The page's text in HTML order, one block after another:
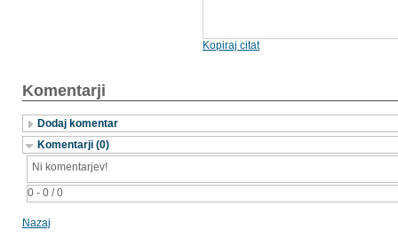
Kopiraj citat
Komentarji
Dodaj komentar
Komentarji (0)
0 - 0 / 0
Ni komentarjev!
Nazaj